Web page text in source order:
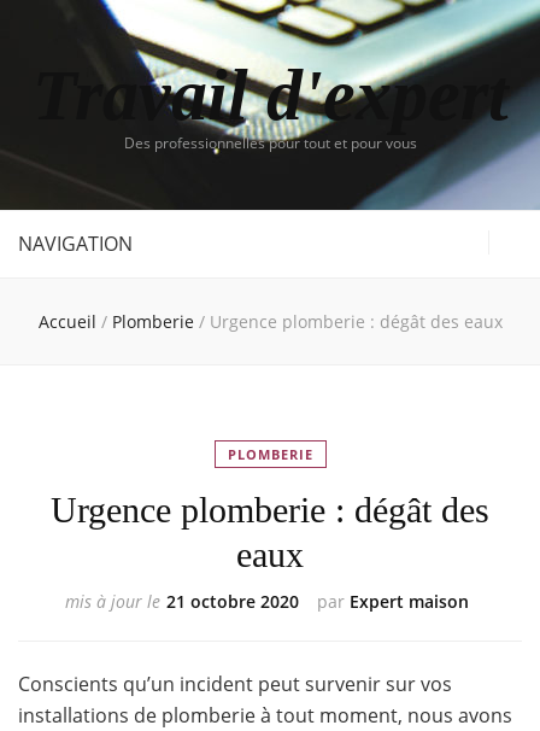
Travail d'expert
Des professionnelles pour tout et pour vous
NAVIGATION
Accueil / Plomberie / Urgence plomberie : dégât des eaux
PLOMBERIE
Urgence plomberie : dégât des
eaux
par Expert maison
mis à jour le 21 octobre 2020
Conscients qu’un incident peut survenir sur vos
installations de plomberie à tout moment, nous avons